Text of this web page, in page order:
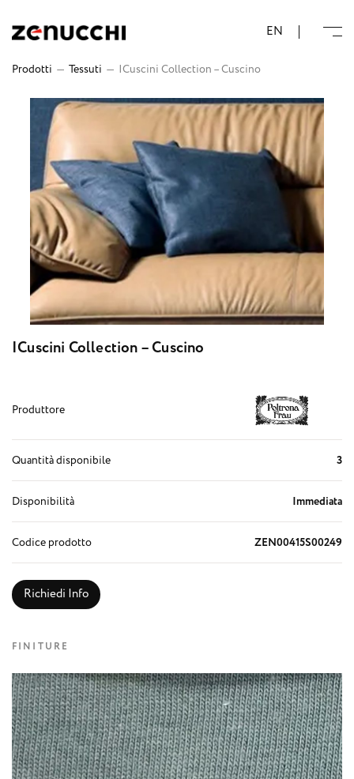
EN
Prodotti — Tessuti — ICuscini Collection – Cuscino
ICuscini Collection – Cuscino
Produttore
Quantità disponibile 3
Disponibilità Immediata
Codice prodotto ZEN00415S00249
Richiedi Info
FINITURE